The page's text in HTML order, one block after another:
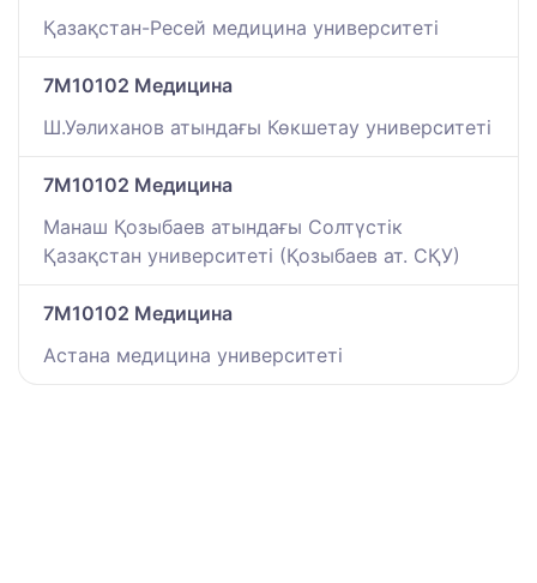
Қазақстан-Ресей медицина университеті
7M10102 Медицина
Ш.Уәлиханов атындағы Көкшетау университетi
7M10102 Медицина
Манаш Қозыбаев атындағы Солтүстік
Қазақстан университеті (Қозыбаев ат. СҚУ)
7M10102 Медицина
Астана медицина университеті